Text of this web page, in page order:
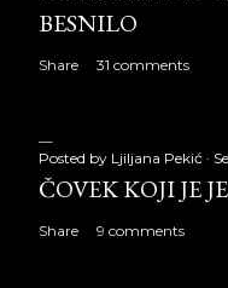
BESNILO
Share 31 comments
Posted by Ljiljana Pekić
ČOVEK KOJI JE
Share 9 comments